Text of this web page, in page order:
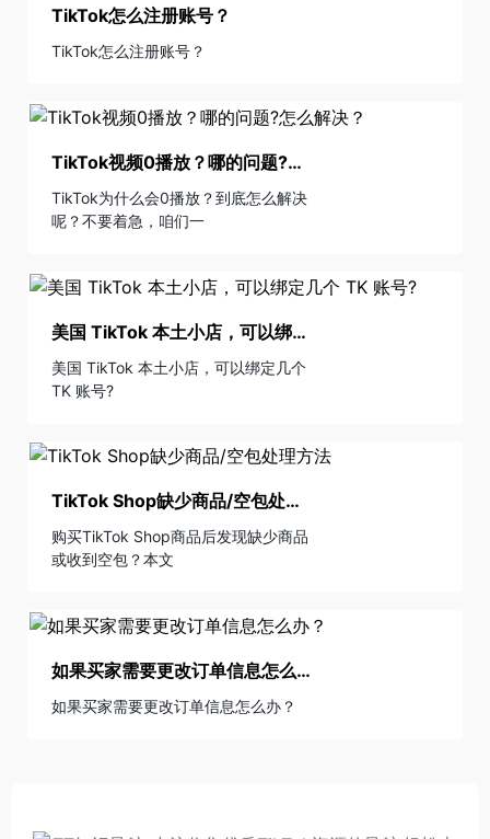
TikTok怎么注册账号？
TikTok怎么注册账号？
TikTok视频0播放？哪的问题?怎么解决？
TikTok为什么会0播放？到底怎么解决
呢？不要着急，咱们一
美国 TikTok 本土小店，可以绑定几个 TK 账号?
美国 TikTok 本土小店，可以绑定几个
TK 账号?
TikTok Shop缺少商品/空包处理方法
购买TikTok Shop商品后发现缺少商品
或收到空包？本文
如果买家需要更改订单信息怎么办？
如果买家需要更改订单信息怎么办？